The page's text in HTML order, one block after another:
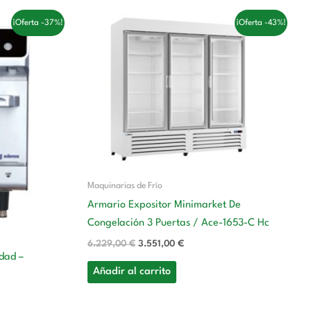
¡Oferta -37%!
–
€.
¡Oferta -43%!
Maquinarias de Frío
Armario Expositor Minimarket De
Congelación 3 Puertas / Ace-1653-C Hc
6.229,00€
El
precio
era:
3.551,00€
precio
actual
Añadir al carrito